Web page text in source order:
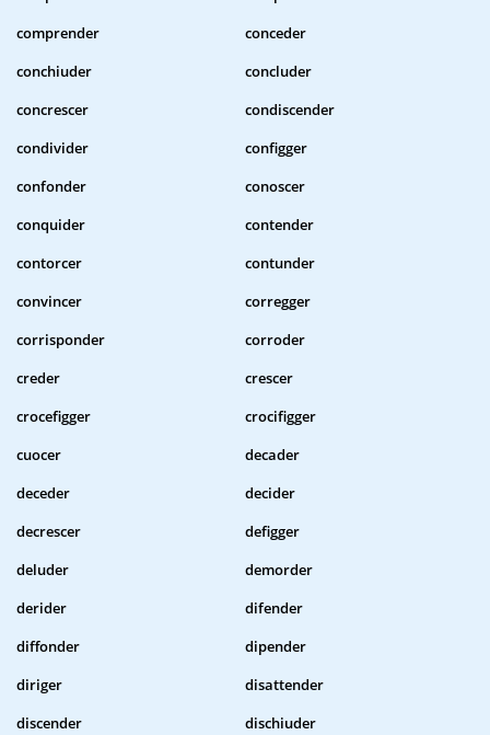
comprender
conceder
conchiuder
concluder
concrescer
condiscender
condivider
configger
confonder
conoscer
conquider
contender
contorcer
contunder
convincer
corregger
corrisponder
corroder
creder
crescer
crocefigger
crocifigger
cuocer
decader
deceder
decider
decrescer
defigger
deluder
demorder
derider
difender
diffonder
dipender
diriger
disattender
discender
dischiuder